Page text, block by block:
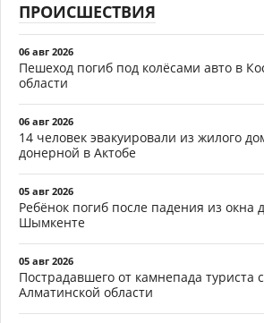
ПРОИСШЕСТВИЯ
06 авг 2026
Пешеход погиб под колёсами авто в
области
06 авг 2026
14 человек эвакуировали из жилого
донерной в Актобе
05 авг 2026
Ребёнок погиб после падения из окна
Шымкенте
05 авг 2026
Пострадавшего от камнепада туриста
Алматинской области